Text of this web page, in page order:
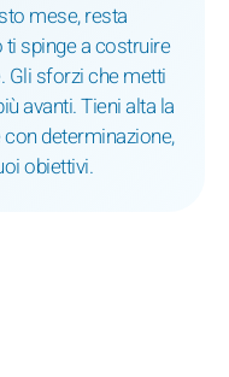
mese, resta
spinge a costruire
Gli sforzi che metti
avanti. Tieni alta la
determinazione,
obiettivi.